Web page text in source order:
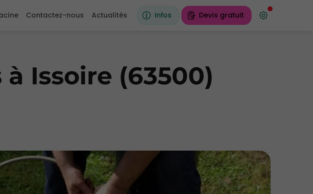
Contactez-nous Actualités Infos Devis gratuit
Issoire (63500)